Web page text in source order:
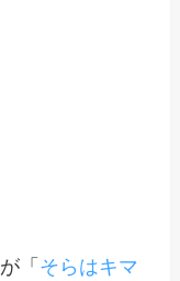
「 そらはキマ